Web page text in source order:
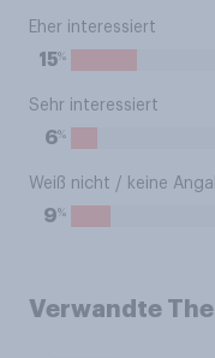
Eher interessiert
15%
Sehr interessiert
6%
Weiß nicht / keine
9%
Verwandte